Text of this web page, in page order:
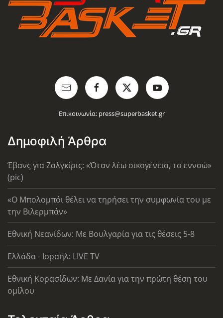
Επικοινωνία: press@superbasket.gr
Δημοφιλή Άρθρα
Έβανς για Ζαλγκίρις: «Όταν λέω οικογένεια, το εννοώ»
(pic)
«Ο Μπολομπόι θέλει να τηρήσει την συμφωνία του με
την Βιλερμπάν»
Εθνική Νεανίδων: Με Βουλγαρία για τις θέσεις 5-8
Ελλάδα - Ισραήλ: LIVE TV
Εθνική Κορασίδων: Με Δανία για την πρώτη θέση του
ομίλου